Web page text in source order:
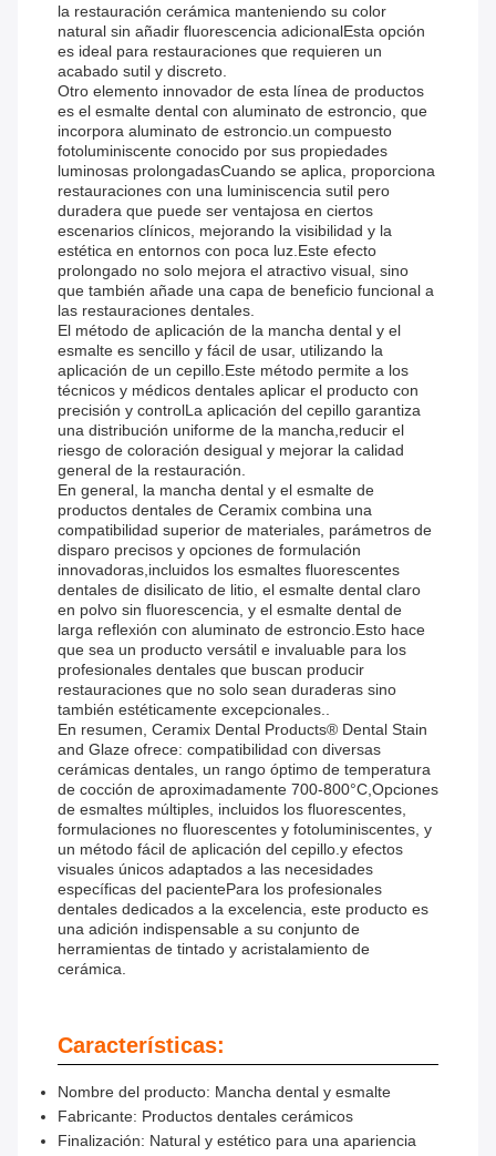
la restauración cerámica manteniendo su color
natural sin añadir fluorescencia adicionalEsta opción
es ideal para restauraciones que requieren un
acabado sutil y discreto.
Otro elemento innovador de esta línea de productos
es el esmalte dental con aluminato de estroncio, que
incorpora aluminato de estroncio.un compuesto
fotoluminiscente conocido por sus propiedades
luminosas prolongadasCuando se aplica, proporciona
restauraciones con una luminiscencia sutil pero
duradera que puede ser ventajosa en ciertos
escenarios clínicos, mejorando la visibilidad y la
estética en entornos con poca luz.Este efecto
prolongado no solo mejora el atractivo visual, sino
que también añade una capa de beneficio funcional a
las restauraciones dentales.
El método de aplicación de la mancha dental y el
esmalte es sencillo y fácil de usar, utilizando la
aplicación de un cepillo.Este método permite a los
técnicos y médicos dentales aplicar el producto con
precisión y controlLa aplicación del cepillo garantiza
una distribución uniforme de la mancha,reducir el
riesgo de coloración desigual y mejorar la calidad
general de la restauración.
En general, la mancha dental y el esmalte de
productos dentales de Ceramix combina una
compatibilidad superior de materiales, parámetros de
disparo precisos y opciones de formulación
innovadoras,incluidos los esmaltes fluorescentes
dentales de disilicato de litio, el esmalte dental claro
en polvo sin fluorescencia, y el esmalte dental de
larga reflexión con aluminato de estroncio.Esto hace
que sea un producto versátil e invaluable para los
profesionales dentales que buscan producir
restauraciones que no solo sean duraderas sino
también estéticamente excepcionales..
En resumen, Ceramix Dental Products® Dental Stain
and Glaze ofrece: compatibilidad con diversas
cerámicas dentales, un rango óptimo de temperatura
de cocción de aproximadamente 700-800°C,Opciones
de esmaltes múltiples, incluidos los fluorescentes,
formulaciones no fluorescentes y fotoluminiscentes, y
un método fácil de aplicación del cepillo.y efectos
visuales únicos adaptados a las necesidades
específicas del pacientePara los profesionales
dentales dedicados a la excelencia, este producto es
una adición indispensable a su conjunto de
herramientas de tintado y acristalamiento de
cerámica.
Características:
Nombre del producto: Mancha dental y esmalte
Fabricante: Productos dentales cerámicos
Finalización: Natural y estético para una apariencia